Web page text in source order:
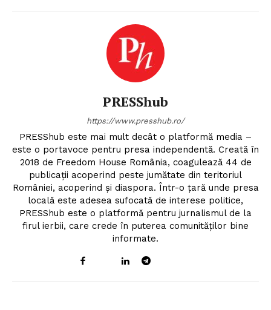
PRESShub
https://www.presshub.ro/
PRESShub este mai mult decât o platformă media –
este o portavoce pentru presa independentă. Creată în
2018 de Freedom House România, coagulează 44 de
publicații acoperind peste jumătate din teritoriul
României, acoperind și diaspora. Într-o țară unde presa
locală este adesea sufocată de interese politice,
PRESShub este o platformă pentru jurnalismul de la
firul ierbii, care crede în puterea comunităților bine
informate.